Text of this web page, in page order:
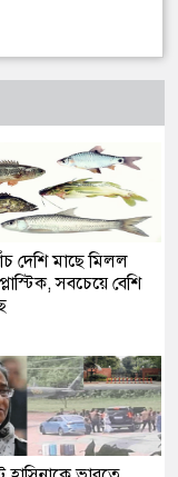
দেশি মাছে মিলল
সবচেয়ে বেশি